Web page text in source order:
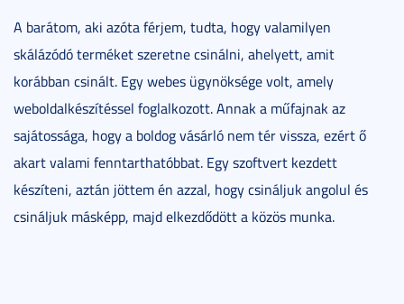
A barátom, aki azóta férjem, tudta, hogy valamilyen
skálázódó terméket szeretne csinálni, ahelyett, amit
korábban csinált. Egy webes ügynöksége volt, amely
weboldalkészítéssel foglalkozott. Annak a műfajnak az
sajátossága, hogy a boldog vásárló nem tér vissza, ezért ő
akart valami fenntarthatóbbat. Egy szoftvert kezdett
készíteni, aztán jöttem én azzal, hogy csináljuk angolul és
csináljuk másképp, majd elkezdődött a közös munka.